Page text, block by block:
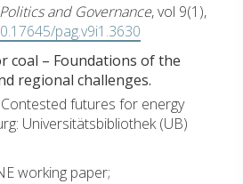
Politics and Governance, vol 9(1),
pag.v9i1.3630
coal – Foundations of the
regional challenges.
Contested futures for energy
Universitätsbibliothek (UB)
working paper;